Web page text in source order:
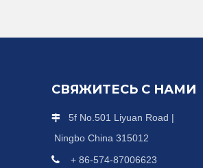
СВЯЖИТЕСЬ С НАМИ
 5f No.501 Liyuan Road |
Ningbo China 315012
 + 86-574-87006623